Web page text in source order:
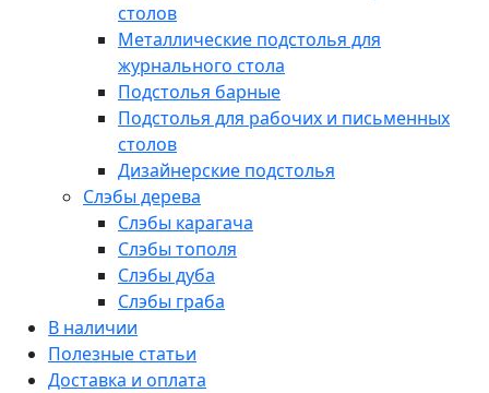
столов
Металлические подстолья для
журнального стола
Подстолья барные
Подстолья для рабочих и письменных
столов
Дизайнерские подстолья
Слэбы дерева
Слэбы карагача
Слэбы тополя
Слэбы дуба
Слэбы граба
В наличии
Полезные статьи
Доставка и оплата